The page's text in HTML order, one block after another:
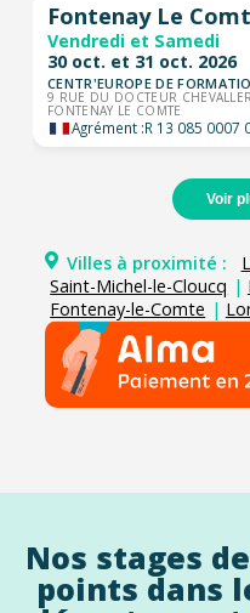
Fontenay Le
Vendredi et Samedi
30 oct. et 31 oct. 2026
CENTR'EUROPE DE
9 RUE DU DOCTEUR
FONTENAY LE COMTE
Agrément :R 13 085 0007
Voir
Villes à proximité :
Saint-Michel-le-Cloucq |
Fontenay-le-Comte |
Nos stages
points dans